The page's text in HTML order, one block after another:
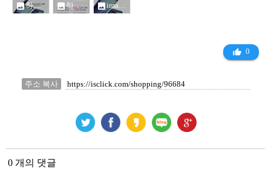
photo하이마트 폴드7 사전구매_7727540.jpg photo하이마트 폴드7 플립7 워치8 사전구매 혜택_7727540.png photoimageBanner_1752051848857_7727762.png
thumb_up_alt 0
주소 복사
0 개의 댓글